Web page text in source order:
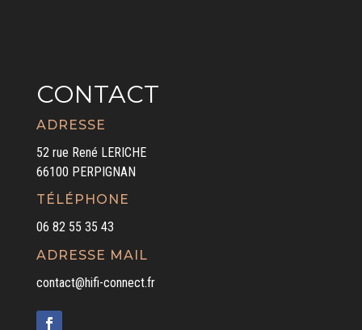
CONTACT
ADRESSE
52 rue René LERICHE
66100 PERPIGNAN
TÉLÉPHONE
06 82 55 35 43
ADRESSE MAIL
contact@hifi-connect.fr